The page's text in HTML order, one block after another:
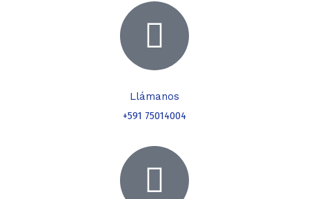
+591 75014004
Llámanos